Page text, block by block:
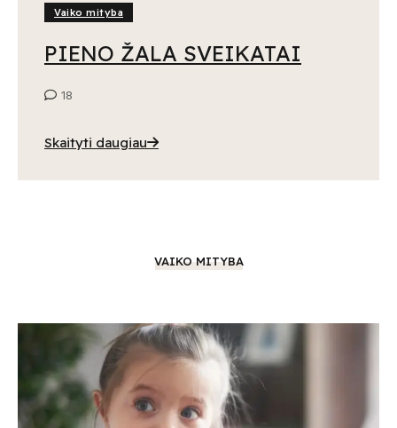
Vaiko mityba
PIENO ŽALA SVEIKATAI
18
Skaityti daugiau
VAIKO MITYBA